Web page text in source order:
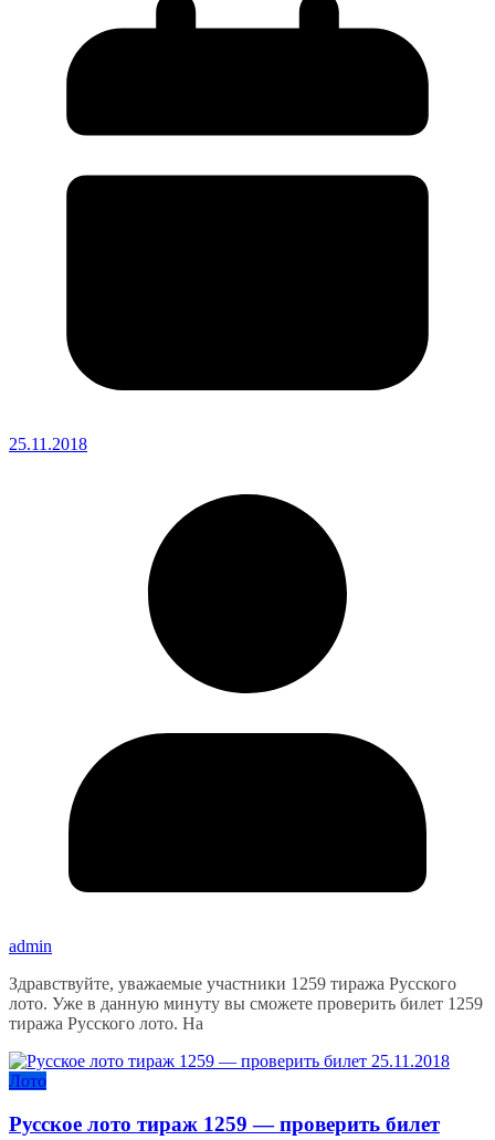
25.11.2018
admin
Здравствуйте, уважаемые участники 1259 тиража Русского
лото. Уже в данную минуту вы сможете проверить билет 1259
тиража Русского лото. На
Лото
Русское лото тираж 1259 — проверить билет